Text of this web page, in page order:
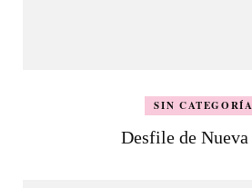
SIN CATEGORÍA
Desfile de